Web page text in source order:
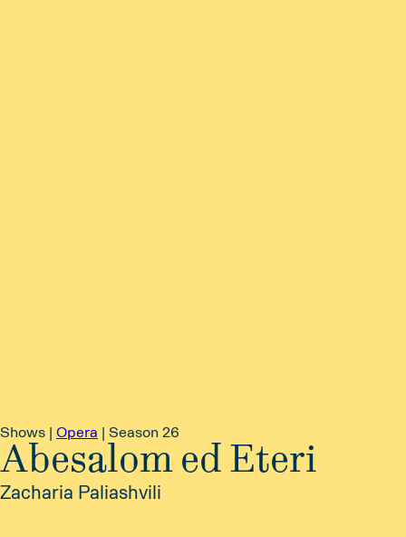
Shows | Opera | Season 26
Abesalom ed Eteri
Zacharia Paliashvili